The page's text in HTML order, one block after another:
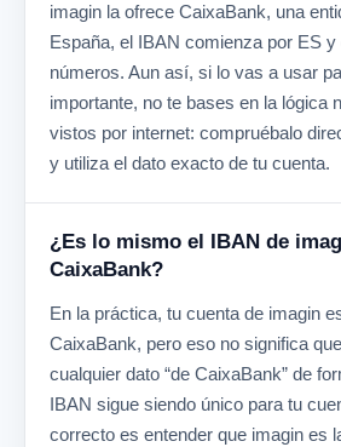
imagin la ofrece CaixaBank, una
España, el IBAN comienza por ES
números. Aun así, si lo vas a usar
importante, no te bases en la lógica
vistos por internet: compruébalo
y utiliza el dato exacto de tu cuenta.
¿Es lo mismo el IBAN de
CaixaBank?
En la práctica, tu cuenta de imagin
CaixaBank, pero eso no significa
cualquier dato “de CaixaBank” de
IBAN sigue siendo único para tu
correcto es entender que imagin es